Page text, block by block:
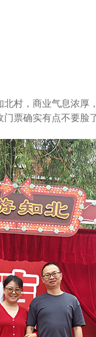
，商业气息浓厚
票确实有点不要脸